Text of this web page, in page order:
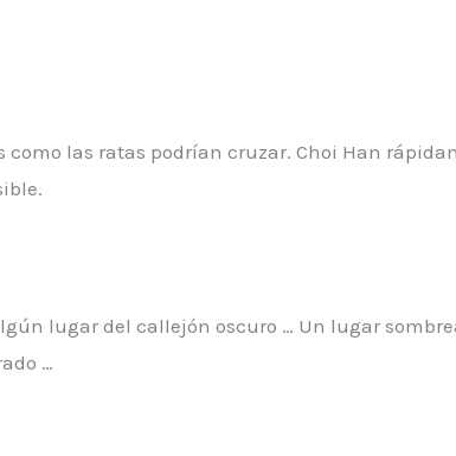
las ratas podrían cruzar. Choi Han
lugar del callejón oscuro … Un lugar
…